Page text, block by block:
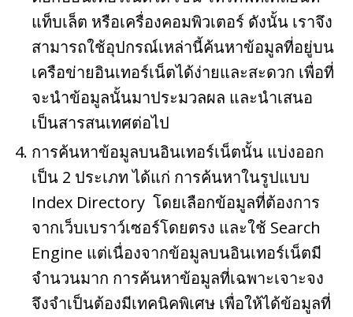
แท็บเล็ต หรือเครื่องคอมพิวเตอร์ ดังนั้น เราจึง
สามารถใช้อุปกรณ์เหล่านี้ค้นหาข้อมูลที่อยู่บน
เครือข่ายอินเทอร์เน็ตได้ง่ายและสะดวก เพื่อที่
จะนำข้อมูลนั้นมาประมวลผล และนำเสนอ
เป็นสารสนเทศต่อไป
การค้นหาข้อมูลบนอินเทอร์เน็ตนั้น แบ่งออก
เป็น 2 ประเภท ได้แก่ การค้นหาในรูปแบบ
Index Directory โดยเลือกข้อมูลที่ต้องการ
จากเว็บเบราว์เซอร์โดยตรง และใช้ Search
Engine แต่เนื่องจากข้อมูลบนอินเทอร์เน็ตมี
จำนวนมาก การค้นหาข้อมูลที่เฉพาะเจาะจง
จึงจำเป็นต้องมีเทคนิคพิเศษ เพื่อให้ได้ข้อมูลที่